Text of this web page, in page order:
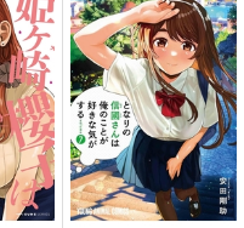
愛の流星カウーパ 4
白泉社
759円（税込）
サンプル
作品詳細